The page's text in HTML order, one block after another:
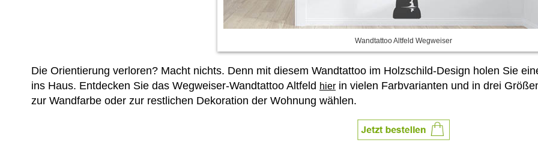
Wandtattoo Altfeld Wegweiser
Die Orientierung verloren? Macht nichts. Denn mit diesem Wandtattoo im Holzschild-Design holen Sie
ins Haus. Entdecken Sie das Wegweiser-Wandtattoo Altfeld hier in vielen Farbvarianten und in drei
zur Wandfarbe oder zur restlichen Dekoration der Wohnung wählen.